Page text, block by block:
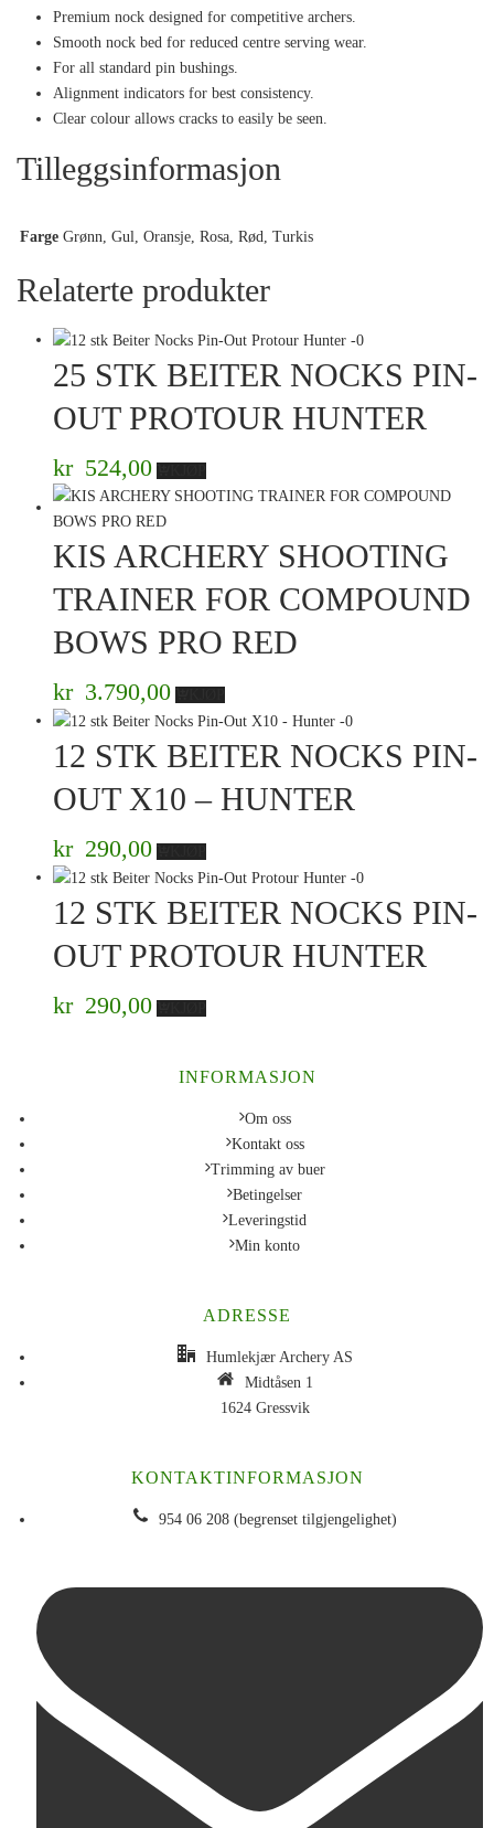
Premium nock designed for competitive archers.
Smooth nock bed for reduced centre serving wear.
For all standard pin bushings.
Alignment indicators for best consistency.
Clear colour allows cracks to easily be seen.
Tilleggsinformasjon
Farge Grønn Gul Oransje Rosa Rød Turkis
Relaterte produkter
25 STK BEITER NOCKS PIN-
OUT PROTOUR HUNTER
kr 524,00
KIS ARCHERY SHOOTING
TRAINER FOR COMPOUND
BOWS PRO RED
kr 3.790,00
12 STK BEITER NOCKS PIN-
OUT X10 – HUNTER
kr 290,00
12 STK BEITER NOCKS PIN-
OUT PROTOUR HUNTER
kr 290,00
INFORMASJON
Om oss
Kontakt oss
Trimming av buer
Betingelser
Leveringstid
Min konto
ADRESSE
Humlekjær Archery AS
Midtåsen 1
1624 Gressvik
KONTAKTINFORMASJON
954 06 208 (begrenset tilgjengelighet)